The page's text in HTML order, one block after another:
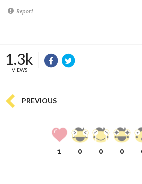
Report
1.3k
VIEWS
PREVIOUS
1 0 0 0